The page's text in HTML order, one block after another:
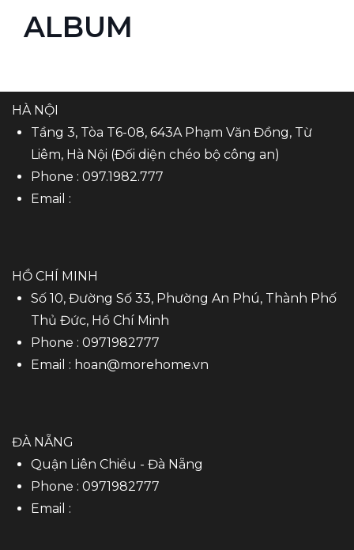
ALBUM
HÀ NỘI
Tầng 3, Tòa T6-08, 643A Phạm Văn Đồng, Từ
Liêm, Hà Nội (Đối diện chéo bộ công an)
Phone : 097.1982.777
Email :
HỒ CHÍ MINH
Số 10, Đường Số 33, Phường An Phú, Thành Phố
Thủ Đức, Hồ Chí Minh
Phone : 0971982777
Email : hoan@morehome.vn
ĐÀ NẴNG
Quận Liên Chiểu - Đà Nẵng
Phone : 0971982777
Email :